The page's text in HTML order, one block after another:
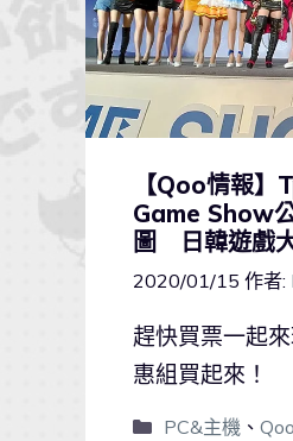
【Qoo情報
Game Show
圖 日韓遊戲
2020/01/15 作者:
趕快買票一起
惠組買起來！
PC&主機、